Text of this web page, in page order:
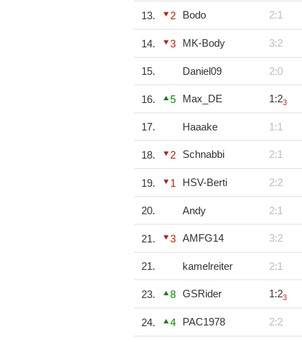
13. 2 Bodo 2:1
14. 3 MK-Body 3:2
15. Daniel09 2:0
16. 5 Max_DE 1:23
17. Haaake 1:1
18. 2 Schnabbi 2:1
19. 1 HSV-Berti 2:2
20. Andy 2:1
21. 3 AMFG14 3:2
21. kamelreiter 2:1
23. 8 GSRider 1:23
24. 4 PAC1978 2:2